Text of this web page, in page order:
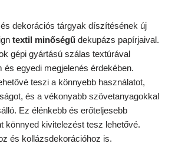
dekorációs tárgyak díszítésének új
textil minőségű dekupázs papírjaival.
gépi gyártású szálas textúrával
és egyedi megjelenés érdekében.
teszi a könnyebb használatot,
és a vékonyabb szövetanyagokkal
Ez élénkebb és erőteljesebb
könnyed kivitelezést tesz lehetővé.
és kollázsdekorációhoz is.